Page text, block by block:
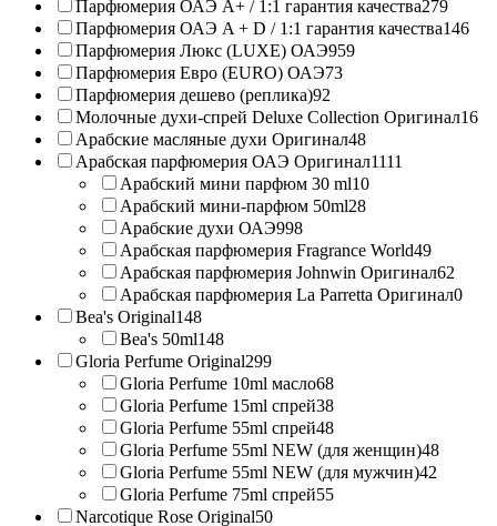
Парфюмерия ОАЭ A+ / 1:1 гарантия качества279
Парфюмерия ОАЭ A + D / 1:1 гарантия качества146
Парфюмерия Люкс (LUXE) ОАЭ959
Парфюмерия Евро (EURO) ОАЭ73
Парфюмерия дешево (реплика)92
Молочные духи-спрей Deluxe Collection Оригинал16
Арабские масляные духи Оригинал48
Арабская парфюмерия ОАЭ Оригинал1111
Арабский мини парфюм 30 ml10
Арабский мини-парфюм 50ml28
Арабские духи ОАЭ998
Арабская парфюмерия Fragrance World49
Арабская парфюмерия Johnwin Оригинал62
Арабская парфюмерия La Parretta Оригинал0
Bea's Original148
Bea's 50ml148
Gloria Perfume Original299
Gloria Perfume 10ml масло68
Gloria Perfume 15ml спрей38
Gloria Perfume 55ml спрей48
Gloria Perfume 55ml NEW (для женщин)48
Gloria Perfume 55ml NEW (для мужчин)42
Gloria Perfume 75ml спрей55
Narcotique Rose Original50